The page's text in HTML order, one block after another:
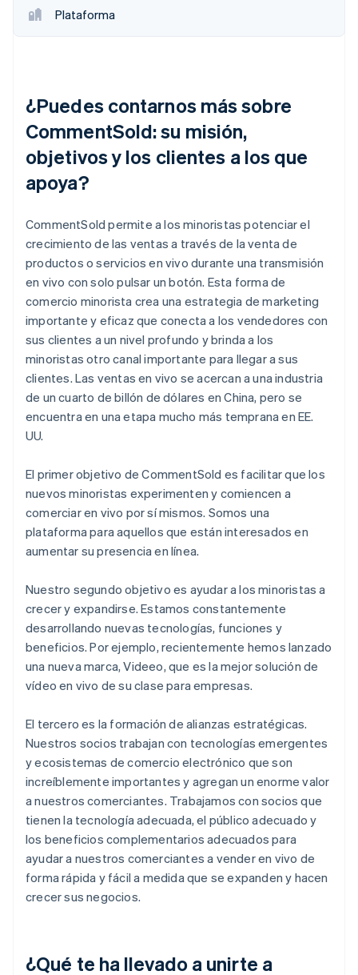
Plataforma
¿Puedes contarnos más sobre
CommentSold: su misión,
objetivos y los clientes a los que
apoya?
CommentSold permite a los minoristas potenciar el
crecimiento de las ventas a través de la venta de
productos o servicios en vivo durante una transmisión
en vivo con solo pulsar un botón. Esta forma de
comercio minorista crea una estrategia de marketing
importante y eficaz que conecta a los vendedores con
sus clientes a un nivel profundo y brinda a los
minoristas otro canal importante para llegar a sus
clientes. Las ventas en vivo se acercan a una industria
de un cuarto de billón de dólares en China, pero se
encuentra en una etapa mucho más temprana en EE.
UU.
El primer objetivo de CommentSold es facilitar que los
nuevos minoristas experimenten y comiencen a
comerciar en vivo por sí mismos. Somos una
plataforma para aquellos que están interesados en
aumentar su presencia en línea.
Nuestro segundo objetivo es ayudar a los minoristas a
crecer y expandirse. Estamos constantemente
desarrollando nuevas tecnologías, funciones y
beneficios. Por ejemplo, recientemente hemos lanzado
una nueva marca, Videeo, que es la mejor solución de
vídeo en vivo de su clase para empresas.
El tercero es la formación de alianzas estratégicas.
Nuestros socios trabajan con tecnologías emergentes
y ecosistemas de comercio electrónico que son
increíblemente importantes y agregan un enorme valor
a nuestros comerciantes. Trabajamos con socios que
tienen la tecnología adecuada, el público adecuado y
los beneficios complementarios adecuados para
ayudar a nuestros comerciantes a vender en vivo de
forma rápida y fácil a medida que se expanden y hacen
crecer sus negocios.
¿Qué te ha llevado a unirte a